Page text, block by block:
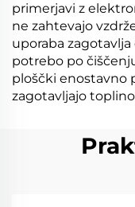
primerjavi z
ne zahtevajo
uporaba
potrebo po
ploščki enostavno
zagotavljajo